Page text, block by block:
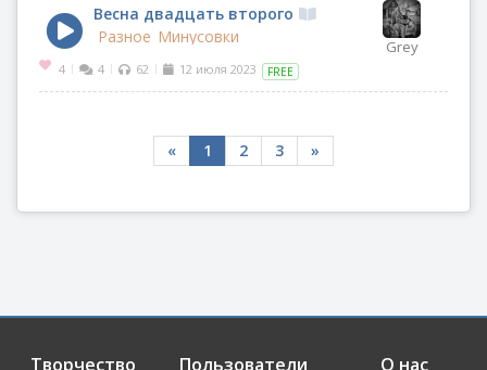
Grey
Весна двадцать второго
Разное Минусовки
4 | 4 | 62 | 12 июля 2023 FREE
« 1 2 3 »
Творчество Пользователи О нас